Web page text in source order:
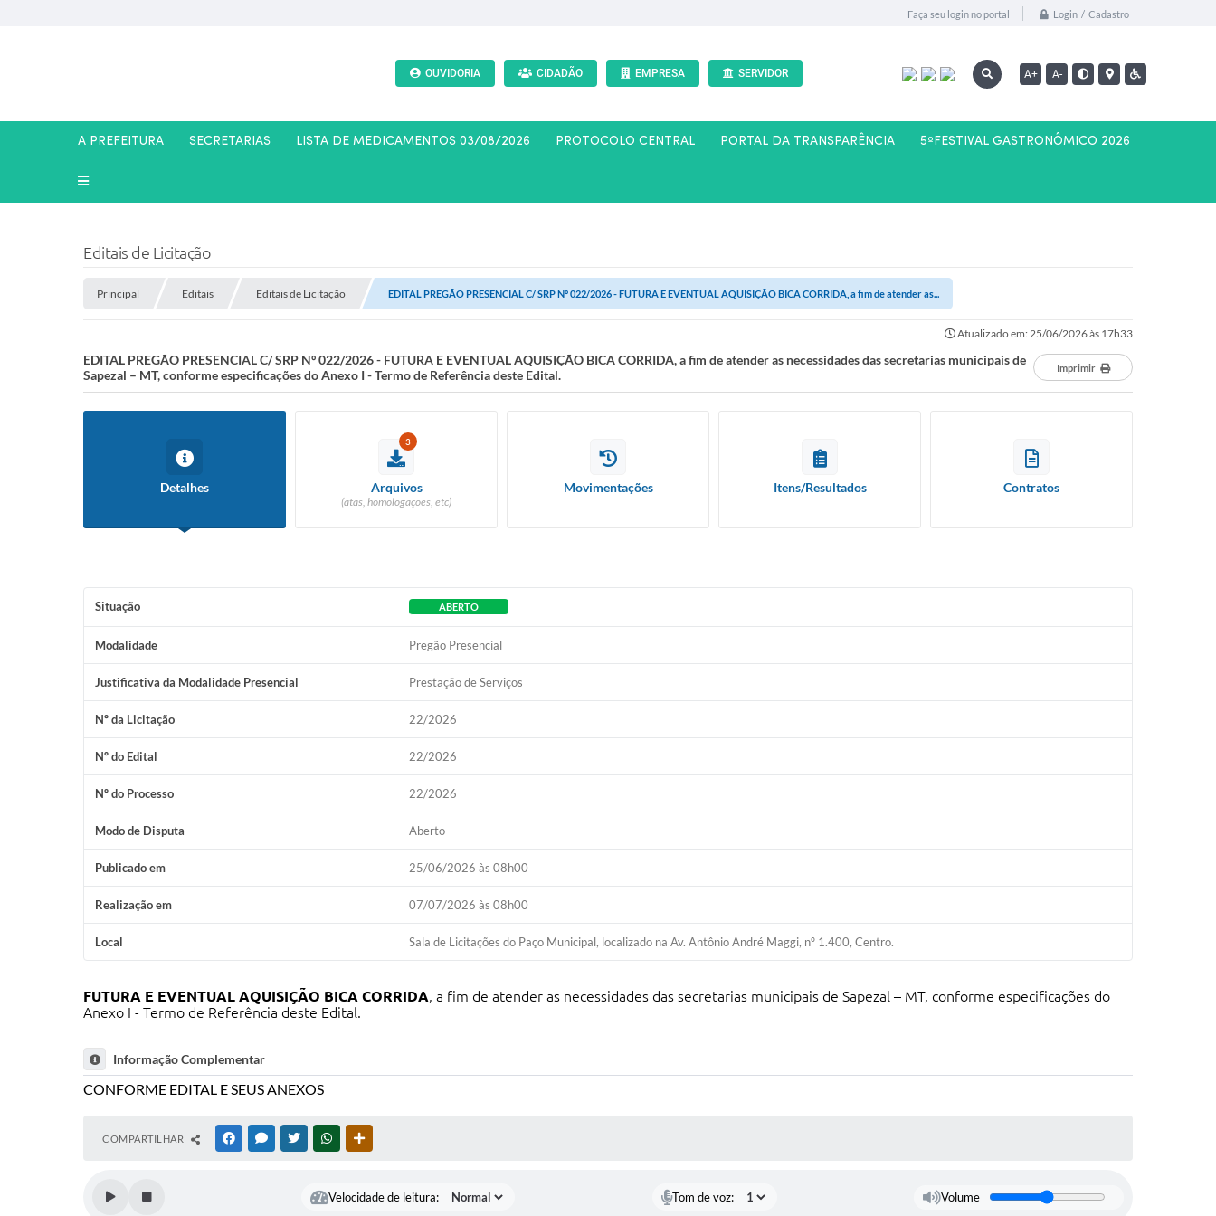
Faça seu login no portal Login / Cadastro
OUVIDORIA CIDADÃO EMPRESA SERVIDOR A+ A-
A PREFEITURA SECRETARIAS LISTA DE MEDICAMENTOS 03/08/2026 PROTOCOLO CENTRAL PORTAL DA TRANSPARÊNCIA 5ºFESTIVAL GASTRONÔMICO 2026
Editais de Licitação
Principal Editais Editais de Licitação EDITAL PREGÃO PRESENCIAL C/ SRP Nº 022/2026 - FUTURA E EVENTUAL AQUISIÇÃO BICA CORRIDA, a fim de atender as...
Atualizado em: 25/06/2026 às 17h33
EDITAL PREGÃO PRESENCIAL C/ SRP Nº 022/2026 - FUTURA E EVENTUAL AQUISIÇÃO BICA CORRIDA, a fim de atender as necessidades das secretarias municipais de
Sapezal – MT, conforme especificações do Anexo I - Termo de Referência deste Edital.
Imprimir
Detalhes
3
Arquivos
(atas, homologações, etc)
Movimentações Itens/Resultados Contratos
Situação ABERTO
Modalidade Pregão Presencial
Justificativa da Modalidade Presencial Prestação de Serviços
Nº da Licitação 22/2026
Nº do Edital 22/2026
Nº do Processo 22/2026
Modo de Disputa Aberto
Publicado em 25/06/2026 às 08h00
Realização em 07/07/2026 às 08h00
Local Sala de Licitações do Paço Municipal, localizado na Av. Antônio André Maggi, nº 1.400, Centro.
FUTURA E EVENTUAL AQUISIÇÃO BICA CORRIDA, a fim de atender as necessidades das secretarias municipais de Sapezal – MT, conforme especificações do
Anexo I - Termo de Referência deste Edital.
Informação Complementar
CONFORME EDITAL E SEUS ANEXOS
COMPARTILHAR FACEBOOKMESSENGER
TWITTERWHATSAPP
Velocidade de leitura: Tom de voz: Volume